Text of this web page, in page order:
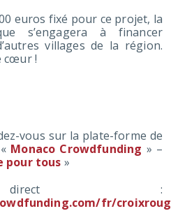
euros fixé pour ce projet, la
s’engagera à financer
villages de la région.
cœur !
vous sur la plate-forme de
Monaco Crowdfunding » –
pour tous »
:
fr/